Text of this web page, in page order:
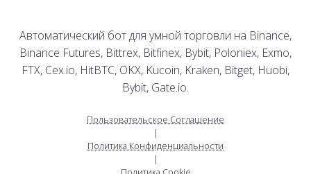
Автоматический бот для умной торговли на Binance,
Binance Futures, Bittrex, Bitfinex, Bybit, Poloniex, Exmo,
FTX, Cex.io, HitBTC, OKX, Kucoin, Kraken, Bitget, Huobi,
Bybit, Gate.io.
Пользовательское Соглашение
|
Политика Конфиденциальности
|